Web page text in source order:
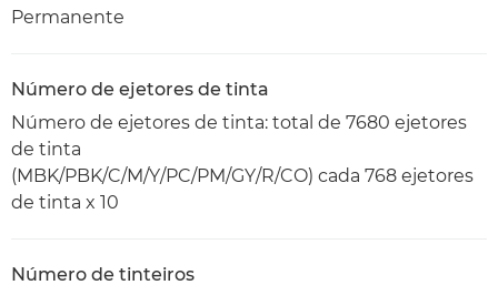
Permanente
Número de ejetores de tinta
Número de ejetores de tinta: total de 7680 ejetores
de tinta
(MBK/PBK/C/M/Y/PC/PM/GY/R/CO) cada 768 ejetores
de tinta x 10
Número de tinteiros